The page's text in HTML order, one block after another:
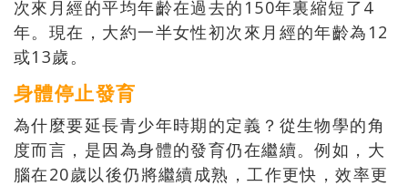
次來月經的平均年齡在過去的150年裏縮短了4
年。現在，大約一半女性初次來月經的年齡為12
或13歲。
身體停止發育
為什麼要延長青少年時期的定義？從生物學的角
度而言，是因為身體的發育仍在繼續。例如，大
腦在20歲以後仍將繼續成熟，工作更快，效率更